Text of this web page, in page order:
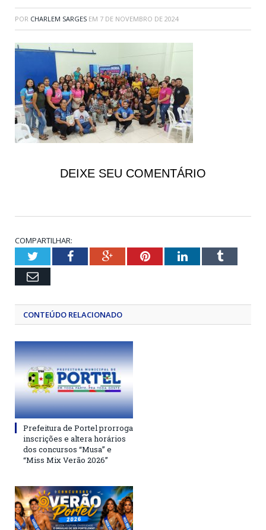
POR CHARLEM SARGES EM 7 DE NOVEMBRO DE 2024
DEIXE SEU COMENTÁRIO
COMPARTILHAR:
TwitterFacebookGoogle+PinterestLinkedInTumblr
Email
CONTEÚDO RELACIONADO
Prefeitura de Portel prorroga
inscrições e altera horários
dos concursos “Musa” e
“Miss Mix Verão 2026”